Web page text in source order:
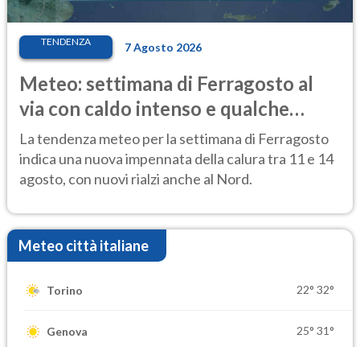
TENDENZA 7 Agosto 2026
Meteo: settimana di Ferragosto al
via con caldo intenso e qualche
temporale
La tendenza meteo per la settimana di Ferragosto
indica una nuova impennata della calura tra 11 e 14
agosto, con nuovi rialzi anche al Nord.
Meteo città italiane
Torino 22° 32°
Genova 25° 31°